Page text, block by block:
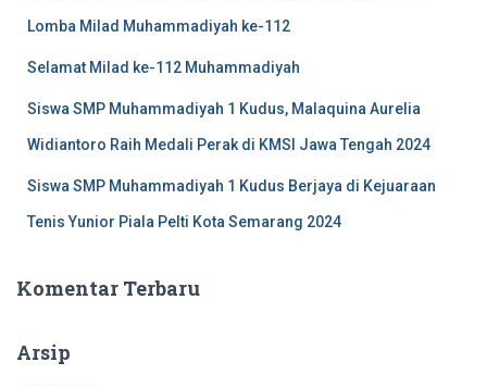
Lomba Milad Muhammadiyah ke-112
Selamat Milad ke-112 Muhammadiyah
Siswa SMP Muhammadiyah 1 Kudus, Malaquina Aurelia
Widiantoro Raih Medali Perak di KMSI Jawa Tengah 2024
Siswa SMP Muhammadiyah 1 Kudus Berjaya di Kejuaraan
Tenis Yunior Piala Pelti Kota Semarang 2024
Komentar Terbaru
Arsip